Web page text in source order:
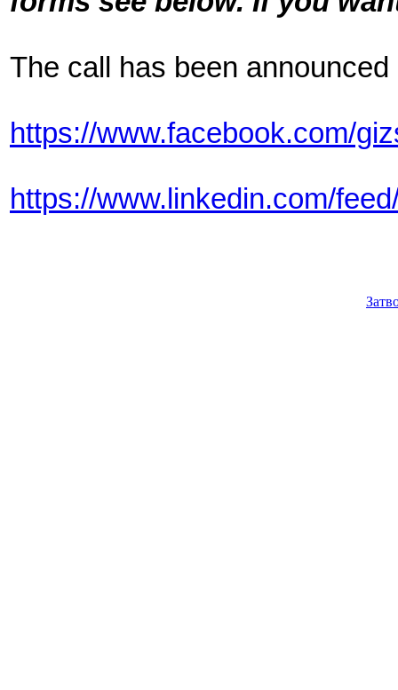
The call has been
https://www.facebook.com/
https://www.linkedin.com/